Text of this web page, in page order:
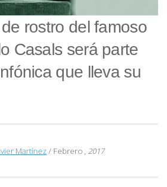
rostro del famoso
Casals será parte
que lleva su
Martínez / Febrero , 2017